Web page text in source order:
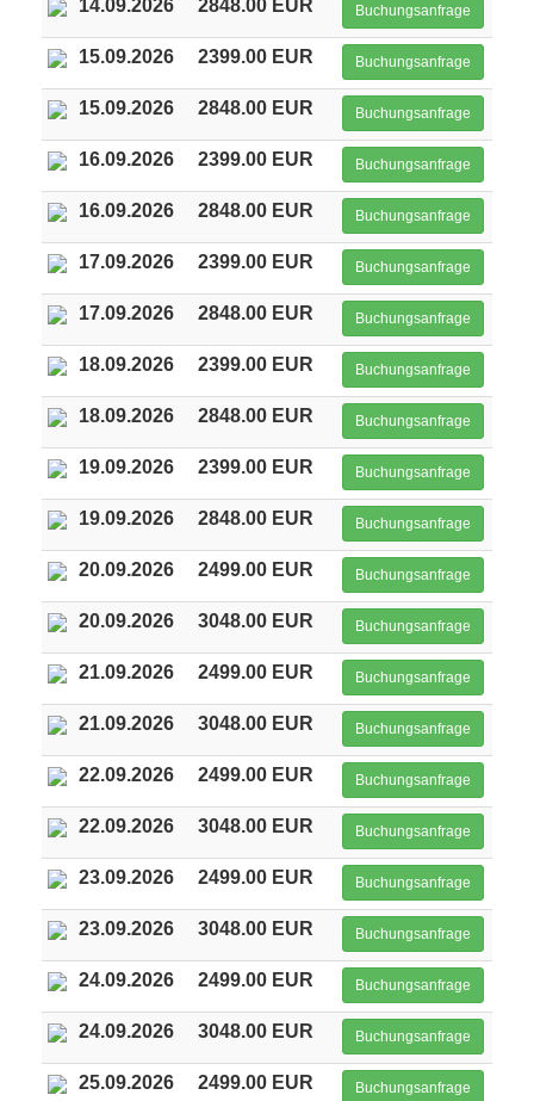
14.09.2026 2848.00 EUR Buchungsanfrage
15.09.2026 2399.00 EUR Buchungsanfrage
15.09.2026 2848.00 EUR Buchungsanfrage
16.09.2026 2399.00 EUR Buchungsanfrage
16.09.2026 2848.00 EUR Buchungsanfrage
17.09.2026 2399.00 EUR Buchungsanfrage
17.09.2026 2848.00 EUR Buchungsanfrage
18.09.2026 2399.00 EUR Buchungsanfrage
18.09.2026 2848.00 EUR Buchungsanfrage
19.09.2026 2399.00 EUR Buchungsanfrage
19.09.2026 2848.00 EUR Buchungsanfrage
20.09.2026 2499.00 EUR Buchungsanfrage
20.09.2026 3048.00 EUR Buchungsanfrage
21.09.2026 2499.00 EUR Buchungsanfrage
21.09.2026 3048.00 EUR Buchungsanfrage
22.09.2026 2499.00 EUR Buchungsanfrage
22.09.2026 3048.00 EUR Buchungsanfrage
23.09.2026 2499.00 EUR Buchungsanfrage
23.09.2026 3048.00 EUR Buchungsanfrage
24.09.2026 2499.00 EUR Buchungsanfrage
24.09.2026 3048.00 EUR Buchungsanfrage
25.09.2026 2499.00 EUR Buchungsanfrage